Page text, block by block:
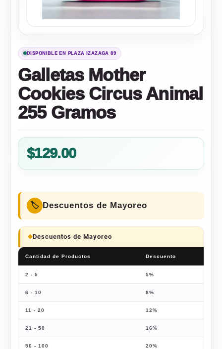
DISPONIBLE EN PLAZA IZAZAGA 89
Galletas Mother
Cookies Circus Animal
255 Gramos
$129.00
Descuentos de Mayoreo
Descuentos de Mayoreo
Cantidad de Productos Descuento
2 - 5 5%
6 - 10 8%
11 - 20 12%
21 - 50 16%
50 - 100 20%